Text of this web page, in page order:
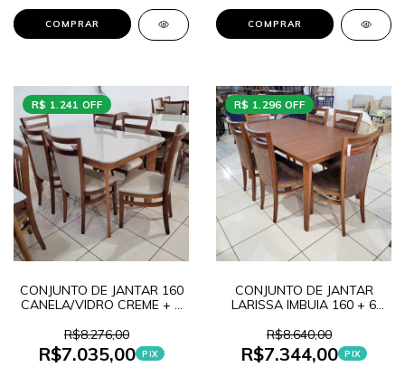
COMPRAR COMPRAR
R$ 1.241 OFF
CONJUNTO DE JANTAR 160
CANELA/VIDRO CREME + 6
R$8.276,00
R$7.035,00 PIX
R$ 1.296 OFF
CONJUNTO DE JANTAR
LARISSA IMBUIA 160 + 6
R$8.640,00
R$7.344,00 PIX